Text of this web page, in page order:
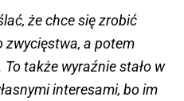
że chce się zrobić
zwycięstwa, a potem
także wyraźnie stało w
interesami, bo im